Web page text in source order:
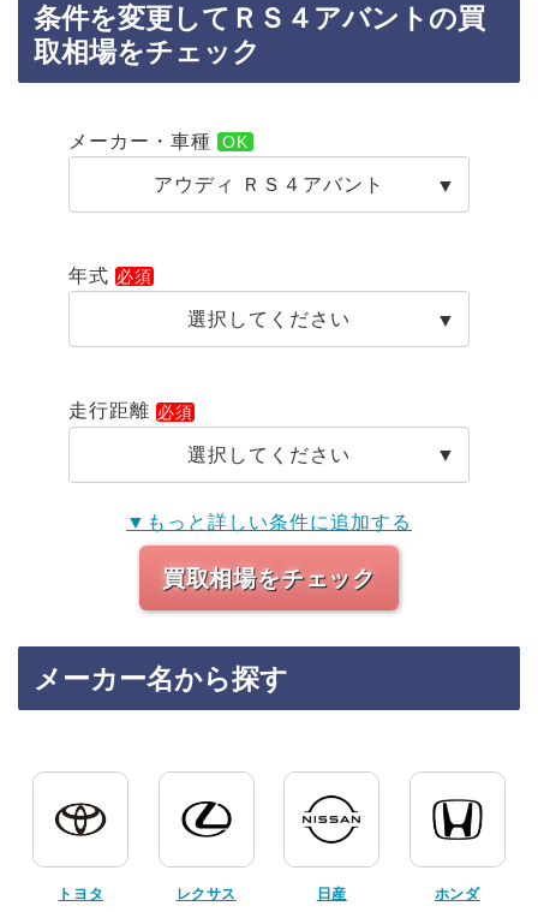
条件を変更してＲＳ４アバントの買
取相場をチェック
メーカー・車種
アウディ ＲＳ４アバント
年式
選択してください
走行距離
選択してください
▼もっと詳しい条件に追加する
買取相場をチェック
メーカー名から探す
トヨタ レクサス 日産 ホンダ